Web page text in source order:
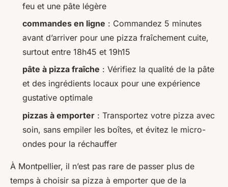
feu et une pâte légère
commandes en ligne : Commandez 5 minutes
avant d’arriver pour une pizza fraîchement cuite,
surtout entre 18h45 et 19h15
pâte à pizza fraîche : Vérifiez la qualité de la pâte
et des ingrédients locaux pour une expérience
gustative optimale
pizzas à emporter : Transportez votre pizza avec
soin, sans empiler les boîtes, et évitez le micro-
ondes pour la réchauffer
À Montpellier, il n’est pas rare de passer plus de
temps à choisir sa pizza à emporter que de la